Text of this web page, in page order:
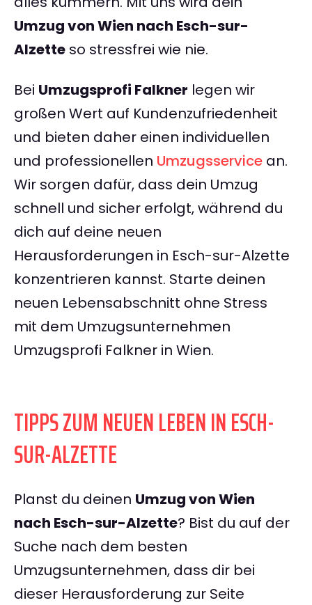
Umzug von Wien nach Esch-sur-
Alzette so stressfrei wie nie.
Bei Umzugsprofi Falkner legen wir
großen Wert auf Kundenzufriedenheit
und bieten daher einen individuellen
und professionellen Umzugsservice an.
Wir sorgen dafür, dass dein Umzug
schnell und sicher erfolgt, während du
dich auf deine neuen
Herausforderungen in Esch-sur-Alzette
konzentrieren kannst. Starte deinen
neuen Lebensabschnitt ohne Stress
mit dem Umzugsunternehmen
Umzugsprofi Falkner in Wien.
TIPPS ZUM NEUEN LEBEN IN ESCH-
SUR-ALZETTE
Planst du deinen Umzug von Wien
nach Esch-sur-Alzette? Bist du auf der
Suche nach dem besten
Umzugsunternehmen, dass dir bei
dieser Herausforderung zur Seite